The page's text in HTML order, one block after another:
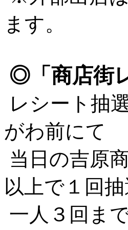
ます。
◎「商店街
レシート抽
がわ前にて
当日の吉原
以上で１回抽
一人３回ま